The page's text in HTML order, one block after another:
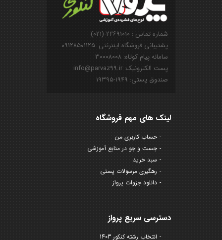
شماره تماس : ۲۲۶۹۱۰۱۰-(۰۲۱)
پشتیبانی فروشگاه اینترنتی: ۰۹۱۲۸۵۰۱۱۲۵
سامانه پیام کوتاه: ۳۰۰۰۸۰۰۸
پست الکترونیک: info@parvaz99.ir
صندوق پستی: ۱۹۴۹-۱۹۳۹۵
لینک های مهم فروشگاه
حساب کاربری من
جست و جو در منابع آموزشی
سبد خرید
رهگیری مرسولات پستی
دانلود جزوات پرواز
دسترسی سریع پرواز
انتخاب رشته کنکور 1403